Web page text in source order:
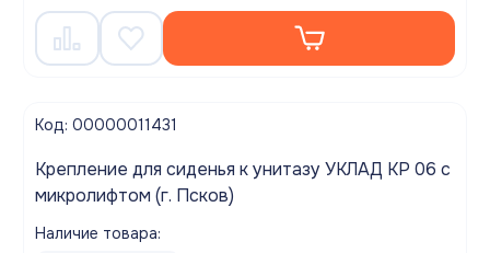
Код: 00000011431
Крепление для сиденья к унитазу УКЛАД КР 06 с
микролифтом (г. Псков)
Наличие товара: